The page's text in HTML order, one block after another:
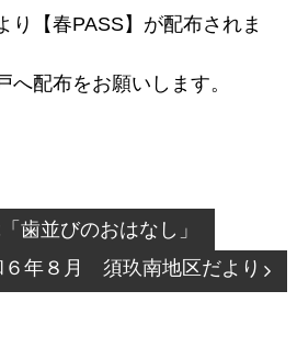
【春PASS】が配布されま
配布をお願いします。
歯並びのおはなし」
６年８月 須玖南地区だより